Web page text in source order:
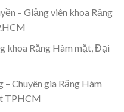
– Giảng viên khoa Răng
khoa Răng Hàm mặt, Đại
Chuyên gia Răng Hàm
TPHCM